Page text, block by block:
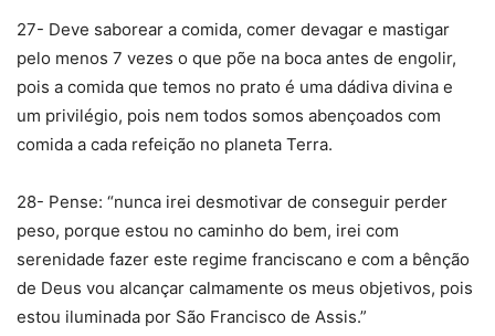
27- Deve saborear a comida, comer devagar e mastigar
pelo menos 7 vezes o que põe na boca antes de engolir,
pois a comida que temos no prato é uma dádiva divina e
um privilégio, pois nem todos somos abençoados com
comida a cada refeição no planeta Terra.
28- Pense: “nunca irei desmotivar de conseguir perder
peso, porque estou no caminho do bem, irei com
serenidade fazer este regime franciscano e com a bênção
de Deus vou alcançar calmamente os meus objetivos, pois
estou iluminada por São Francisco de Assis.”